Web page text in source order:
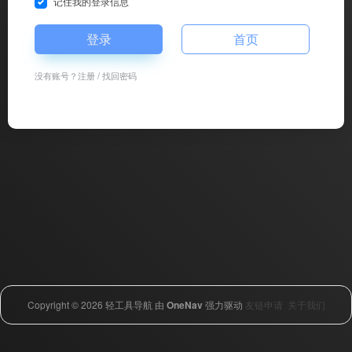
登录 首页
没有账号？注册/找回密码
Copyright © 2026 轻工具导航 由 OneNav强力驱动 友链申请 关于我们